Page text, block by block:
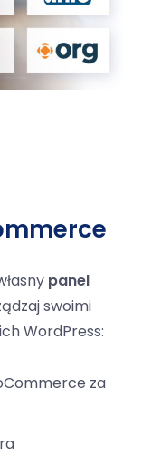
panel
swoimi
WordPress:
za